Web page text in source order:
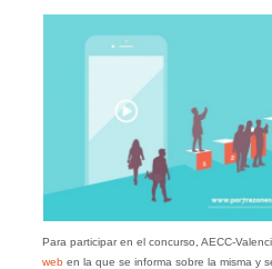
Para participar en el concurso, AECC-
weben la que se informa sobre la misma y